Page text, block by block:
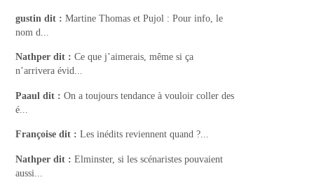
gustin dit : Martine Thomas et Pujol : Pour info, le
nom d...
Nathper dit : Ce que j’aimerais, même si ça
n’arrivera évid...
Paaul dit : On a toujours tendance à vouloir coller des
é...
Françoise dit : Les inédits reviennent quand ?...
Nathper dit : Elminster, si les scénaristes pouvaient
aussi...